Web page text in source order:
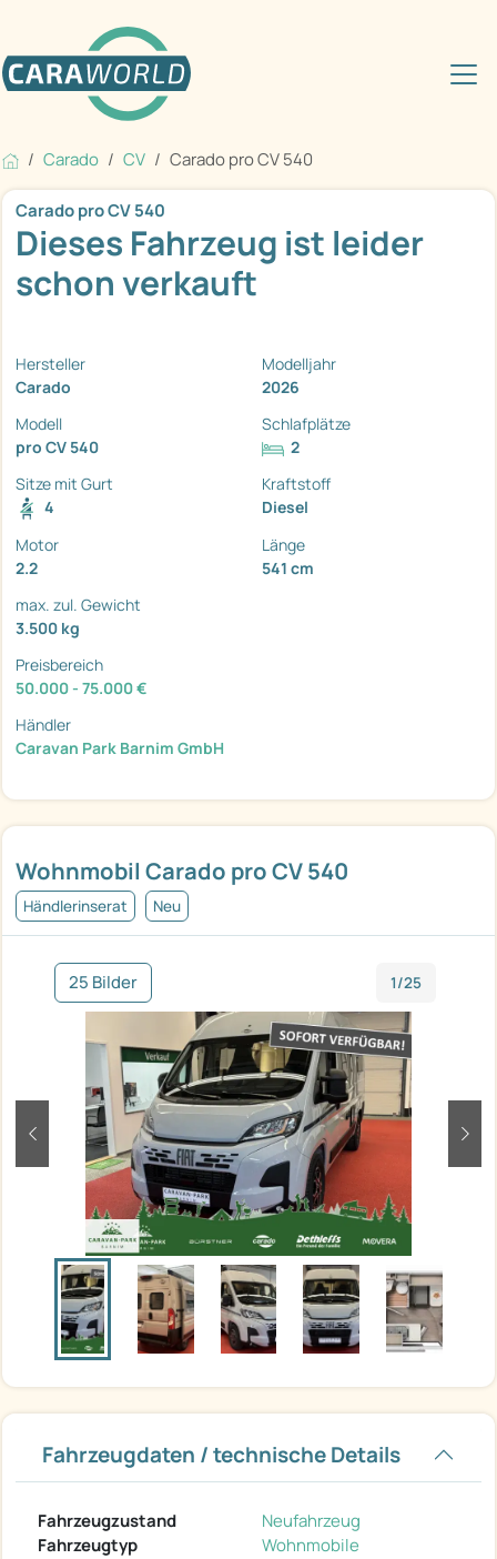
Carado CV Carado pro CV 540
Wohnmobil Carado pro CV 540
Händlerinserat Neu
25 Bilder 1/25
zurück
Fahrzeugdaten / technische Details
Fahrzeugzustand
Neufahrzeug
Fahrzeugtyp
Wohnmobile
Carado pro CV 540
Dieses Fahrzeug ist leider
schon verkauft
Hersteller
Carado
Modelljahr
2026
Modell
pro CV 540
Schlafplätze
2
Sitze mit Gurt
4
Kraftstoff
Diesel
Motor
2.2
Länge
541 cm
max. zul. Gewicht
3.500 kg
Preisbereich
50.000 - 75.000 €
Händler
Caravan Park Barnim GmbH